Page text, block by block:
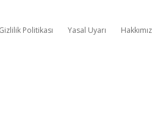
Gizlilik Politikası Yasal Uyarı